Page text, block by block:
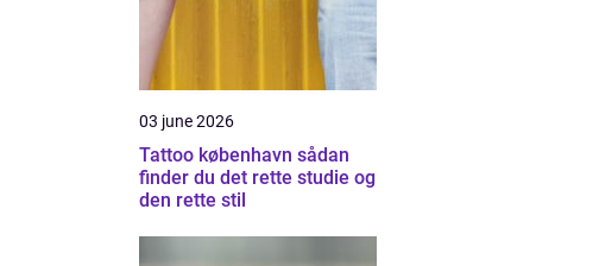
03 june 2026
Tattoo københavn sådan
finder du det rette studie og
den rette stil